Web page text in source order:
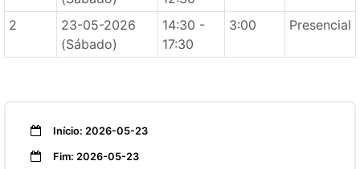
2
23-05-2026
(Sábado)
14:30 -
17:30
3:00 Presencial
Início: 2026-05-23
Fim: 2026-05-23